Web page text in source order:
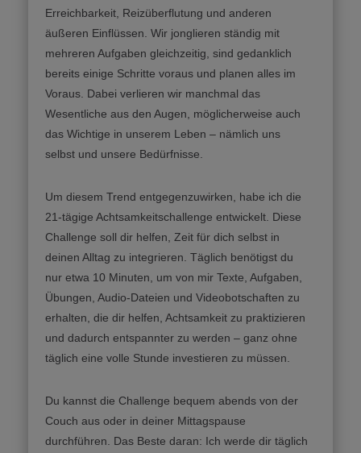
Erreichbarkeit, Reizüberflutung und anderen
äußeren Einflüssen. Wir jonglieren ständig mit
mehreren Aufgaben gleichzeitig, sind gedanklich
bereits einige Schritte voraus und planen alles im
Voraus. Dabei verlieren wir manchmal das
Wesentliche aus den Augen, möglicherweise auch
das Wichtige in unserem Leben – nämlich uns
selbst und unsere Bedürfnisse.
Um diesem Trend entgegenzuwirken, habe ich die
21-tägige Achtsamkeitschallenge entwickelt. Diese
Challenge soll dir helfen, Zeit für dich selbst in
deinen Alltag zu integrieren. Täglich benötigst du
nur etwa 10 Minuten, um von mir Texte, Aufgaben,
Übungen, Audio-Dateien und Videobotschaften zu
erhalten, die dir helfen, Achtsamkeit zu praktizieren
und dadurch entspannter zu werden – ganz ohne
täglich eine volle Stunde investieren zu müssen.
Du kannst die Challenge bequem abends von der
Couch aus oder in deiner Mittagspause
durchführen. Das Beste daran: Ich werde dir täglich